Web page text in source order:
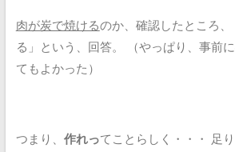
肉が炭で焼けるのか、確認したところ、
る」という、回答。
（やっぱり、事前
てもよかった）
つまり、 作れってことらしく・・・
足